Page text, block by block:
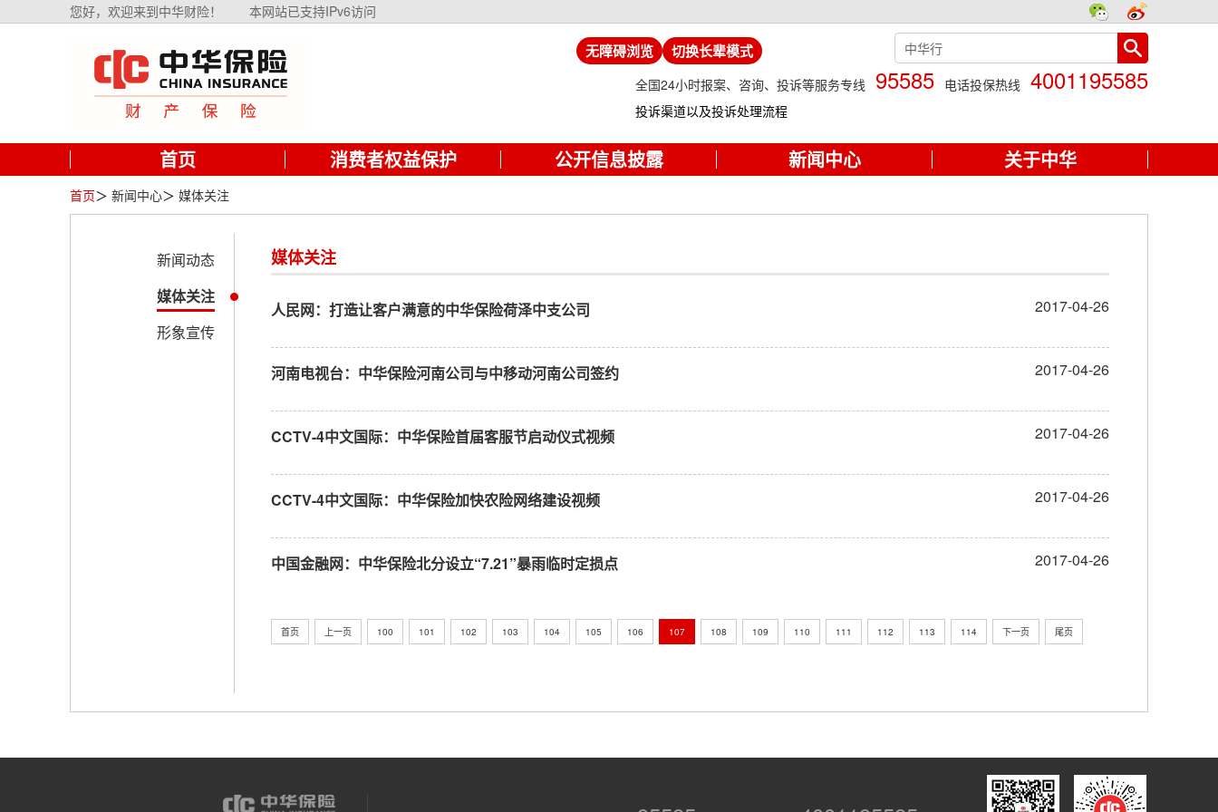
您好，欢迎来到中华财险！ 本网站已支持IPv6访问
无障碍浏览 切换长辈模式
全国24小时报案、咨询、投诉等服务专线 95585 电话投保热线 4001195585
投诉渠道以及投诉处理流程
首页 消费者权益保护 公开信息披露 新闻中心 关于中华
首页＞ 新闻中心＞ 媒体关注
新闻动态
媒体关注
形象宣传
媒体关注
人民网：打造让客户满意的中华保险荷泽中支公司 2017-04-26
河南电视台：中华保险河南公司与中移动河南公司签约 2017-04-26
CCTV-4中文国际：中华保险首届客服节启动仪式视频 2017-04-26
CCTV-4中文国际：中华保险加快农险网络建设视频 2017-04-26
中国金融网：中华保险北分设立“7.21”暴雨临时定损点 2017-04-26
首页 上一页 100 101 102 103 104 105 106 107 108 109 110 111 112 113 114 下一页 尾页